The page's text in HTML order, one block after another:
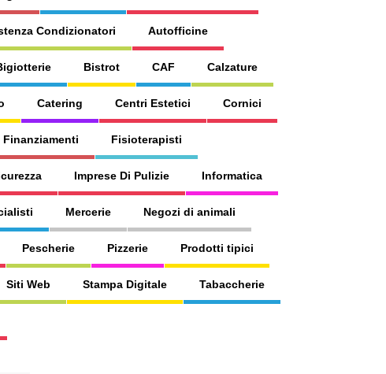
Condizionatori Autofficine
Bistrot CAF Calzature
Catering Centri Estetici Cornici
Finanziamenti Fisioterapisti
Imprese Di Pulizie Informatica
Mercerie Negozi di animali
Pescherie Pizzerie Prodotti tipici
Siti Web Stampa Digitale Tabaccherie